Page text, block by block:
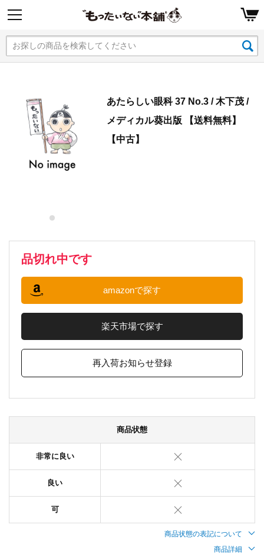
あたらしい眼科 37 No.3 / 木下茂 /
メディカル葵出版 【送料無料】
【中古】
品切れ中です
amazonで探す
楽天市場で探す
再入荷お知らせ登録
商品状態
非常に良い
良い
可
商品状態の表記について
商品詳細